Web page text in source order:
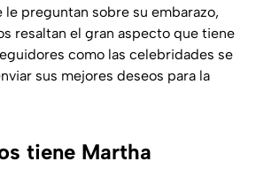
preguntan sobre su embarazo,
resaltan el gran aspecto que tiene
como las celebridades se
sus mejores deseos para la
tiene Martha